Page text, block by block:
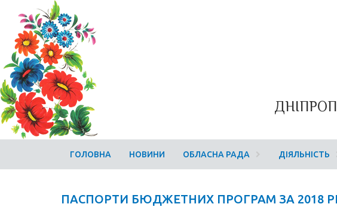
ГОЛОВНА НОВИНИ ОБЛАСНА РАДА ДІЯЛЬНІСТЬ
ПАСПОРТИ БЮДЖЕТНИХ ПРОГРАМ ЗА 2018